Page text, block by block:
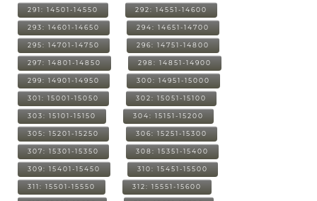
291: 14501-14550 292: 14551-14600
293: 14601-14650 294: 14651-14700
295: 14701-14750 296: 14751-14800
297: 14801-14850 298: 14851-14900
299: 14901-14950 300: 14951-15000
301: 15001-15050 302: 15051-15100
303: 15101-15150 304: 15151-15200
305: 15201-15250 306: 15251-15300
307: 15301-15350 308: 15351-15400
309: 15401-15450 310: 15451-15500
311: 15501-15550 312: 15551-15600